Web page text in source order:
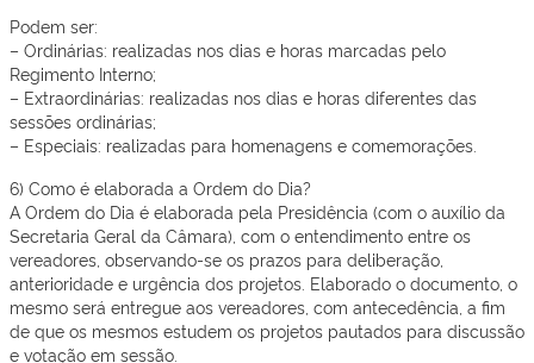
Podem ser:
– Ordinárias: realizadas nos dias e horas marcadas pelo
Regimento Interno;
– Extraordinárias: realizadas nos dias e horas diferentes das
sessões ordinárias;
– Especiais: realizadas para homenagens e comemorações.
6) Como é elaborada a Ordem do Dia?
A Ordem do Dia é elaborada pela Presidência (com o auxílio da
Secretaria Geral da Câmara), com o entendimento entre os
vereadores, observando-se os prazos para deliberação,
anterioridade e urgência dos projetos. Elaborado o documento, o
mesmo será entregue aos vereadores, com antecedência, a fim
de que os mesmos estudem os projetos pautados para discussão
e votação em sessão.